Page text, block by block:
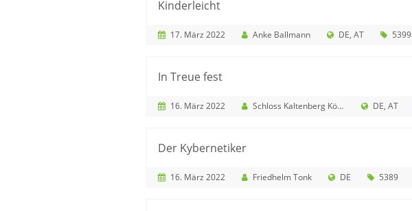
Kinderleicht
17. März 2022 Anke Ballmann DE AT 5399
In Treue fest
16. März 2022 Schloss Kaltenberg Königliche Holding und Lizenz KG DE AT
Der Kybernetiker
16. März 2022 Friedhelm Tonk DE 5389